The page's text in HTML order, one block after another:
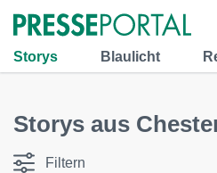
Storys Blaulicht
Storys aus
Filtern